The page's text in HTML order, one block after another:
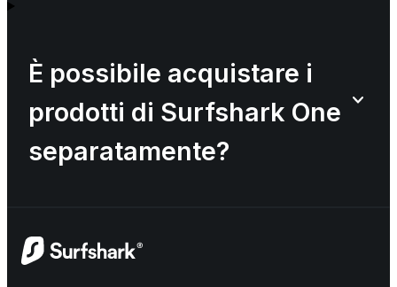
È possibile acquistare i
prodotti di Surfshark One
separatamente?